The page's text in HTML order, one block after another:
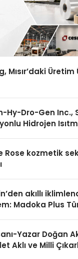
Mısır’daki Üretim
Hy-Dro-Gen Inc.,
Hidrojen
Rose kozmetik
akıllı
Madoka Plus
Yazar Doğan
Aklı ve Milli